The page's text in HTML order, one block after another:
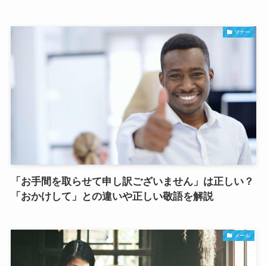
マナー
「お手間を取らせて申し訳ございません」は正しい？
「おかけして」との違いや正しい敬語を解説
メール